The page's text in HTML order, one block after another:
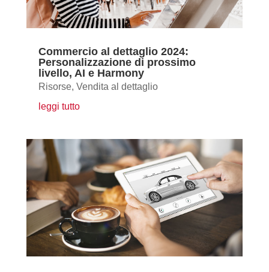
Commercio al dettaglio 2024:
Personalizzazione di prossimo
livello, AI e Harmony
Risorse, Vendita al dettaglio
leggi tutto